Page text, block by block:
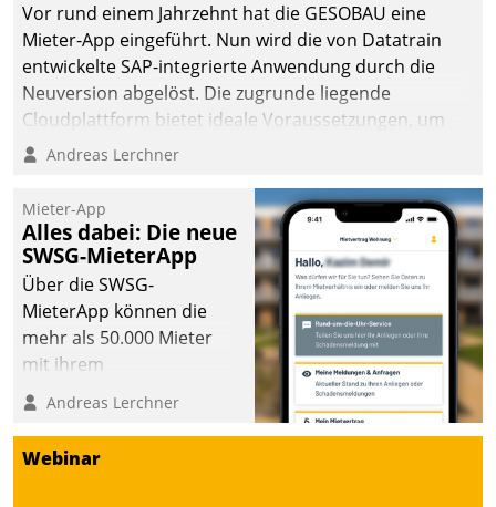
Vor rund einem Jahrzehnt hat die GESOBAU eine
Mieter-App eingeführt. Nun wird die von Datatrain
entwickelte SAP-integrierte Anwendung durch die
Neuversion abgelöst. Die zugrunde liegende
Cloudplattform bietet ideale Voraussetzungen, um
die Funktionalität der App zu erweitern und weitere
integrieren.
Andreas Lerchner
Mieter-App
Alles dabei: Die neue
SWSG-MieterApp
Über die SWSG-
MieterApp können die
mehr als 50.000 Mieter
mit ihrem
Wohnungsunternehmen
kommunizieren, auf dem
Laufenden bleiben, Daten
einsehen und ändern
Andreas Lerchner
Webinar